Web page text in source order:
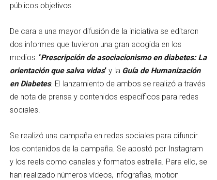
públicos objetivos.
De cara a una mayor difusión de la iniciativa se editaron
dos informes que tuvieron una gran acogida en los
medios: ‘Prescripción de asociacionismo en diabetes: La
orientación que salva vidas’ y la Guía de Humanización
en Diabetes. El lanzamiento de ambos se realizó a través
de nota de prensa y contenidos específicos para redes
sociales.
Se realizó una campaña en redes sociales para difundir
los contenidos de la campaña. Se apostó por Instagram
y los reels como canales y formatos estrella. Para ello, se
han realizado números vídeos, infografías, motion